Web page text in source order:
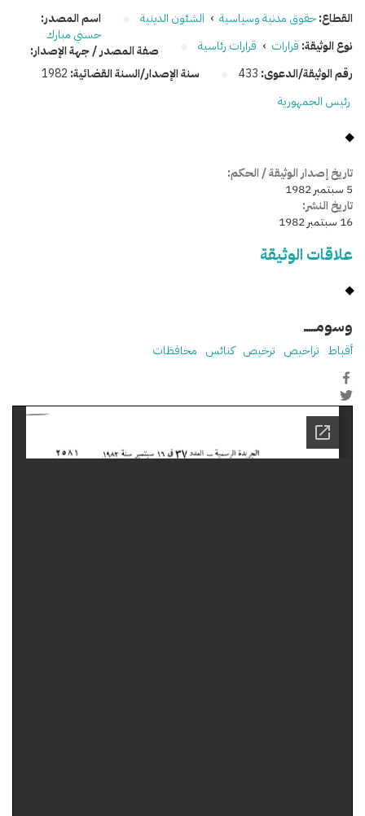
القطاع:حقوق مدنية وسياسية › الشئون الدينية
نوع الوثيقة: قرارات › قرارات رئاسية
رقم الوثيقة/الدعوى: 433 سنة الإصدار/السنة القضائية: 1982
اسم المصدر:
حسني مبارك
صفة المصدر / جهة الإصدار:
رئيس الجمهورية
تاريخ إصدار الوثيقة / الحكم:
5 سبتمبر 1982
تاريخ النشر:
16 سبتمبر 1982
علاقات الوثيقة
وسومـــــ
أقباط تراخيص ترخيص كنائس محافظات